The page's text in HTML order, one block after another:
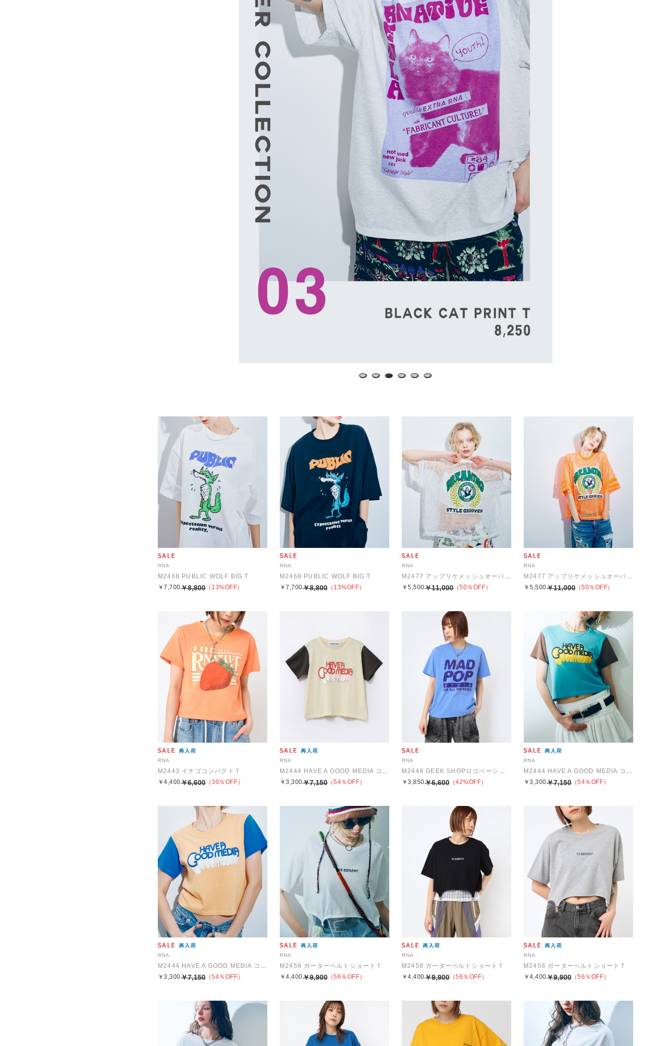
1 2 3 4 5 6
RNA
M2468 PUBLIC WOLF BIG T
￥7,700￥8,800（13%OFF）
RNA
M2468 PUBLIC WOLF BIG T
￥7,700￥8,800（13%OFF）
RNA
M2477 アップリケメッシュオーバーT
￥5,500￥11,000（50％OFF）
RNA
M2477 アップリケメッシュオーバーT
￥5,500￥11,000（50％OFF）
RNA
M2443 イチゴコンパクトＴ
￥4,400￥6,600（30％OFF）
RNA
M2444 HAVE A GOOD MEDIA コンパクトT
￥3,300￥7,150（54％OFF）
RNA
M2448 GEEK SHOPロゴベーシックT
￥3,850￥6,600（42%OFF）
RNA
M2444 HAVE A GOOD MEDIA コンパクトT
￥3,300￥7,150（54％OFF）
RNA
￥3,300￥7,150（54％OFF）
RNA
M2458 ガーターベルトショートＴ
￥4,400￥9,900（56％OFF）
RNA
M2458 ガーターベルトショートＴ
￥4,400￥9,900（56％OFF）
RNA
M2458 ガーターベルトショートＴ
￥4,400￥9,900（56％OFF）